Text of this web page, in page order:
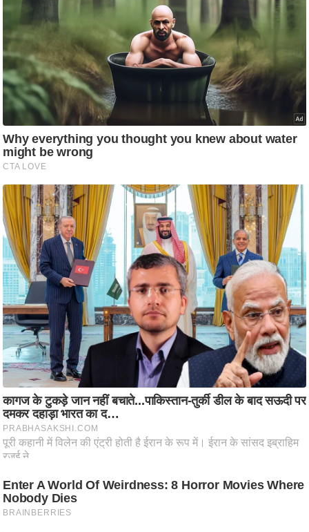
चा
य
प
र
स
मी
क्षा
ध
र्म
ज्यो
ति
ष
प्र
भु
म
हि
मा
/
ध
र्म
स्थ
ल
व्र
त्यो
हा